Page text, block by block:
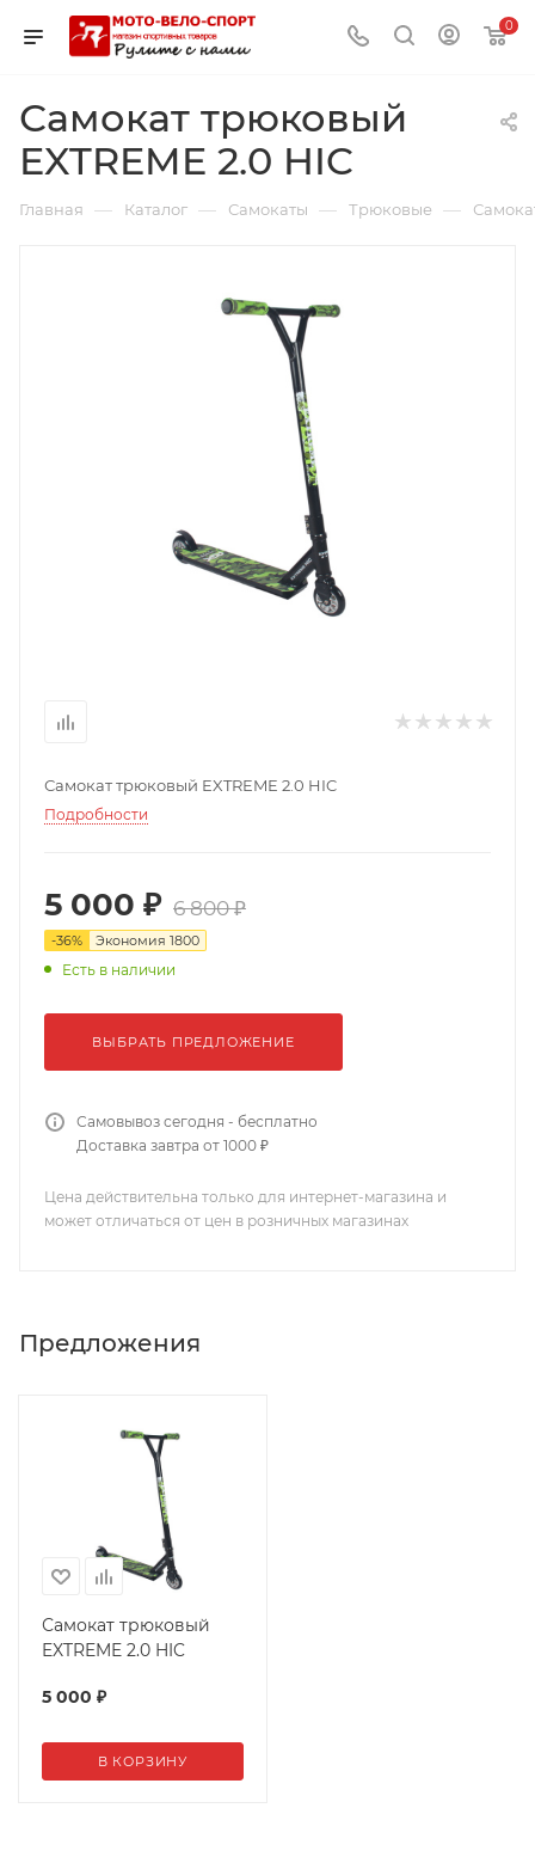
0
Самокат трюковый
EXTREME 2.0 HIC
Главная — Каталог — Самокаты — Трюковые —
Самокат трюковый EXTREME 2.0 HIC
Подробности
5 000 ₽ 6 800 ₽
-36% Экономия 1800
Есть в наличии
ВЫБРАТЬ ПРЕДЛОЖЕНИЕ
Самовывоз сегодня - бесплатно
Доставка завтра от 1000 ₽
Цена действительна только для интернет-магазина и
может отличаться от цен в розничных магазинах
Предложения
Самокат трюковый
EXTREME 2.0 HIC
5 000 ₽
В КОРЗИНУ